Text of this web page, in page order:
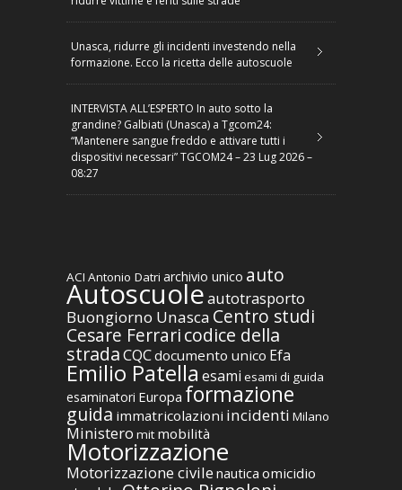
Unasca, ridurre gli incidenti investendo nella
formazione. Ecco la ricetta delle autoscuole
INTERVISTA ALL’ESPERTO In auto sotto la
grandine? Galbiati (Unasca) a Tgcom24:
“Mantenere sangue freddo e attivare tutti i
dispositivi necessari” TGCOM24 – 23 Lug 2026 –
08:27
ACI Antonio Datri archivio unico auto
Autoscuoleautotrasporto
Buongiorno Unasca Centro studi
Cesare Ferraricodice della
stradaCQCdocumento unico Efa
Emilio Patella esami esami di guida
esaminatori Europa formazione
guida immatricolazioni incidenti Milano
Ministero mit mobilità
Motorizzazione
Motorizzazione civile nautica omicidio